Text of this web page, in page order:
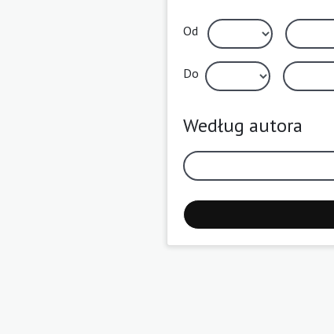
Od
Do
Według autora